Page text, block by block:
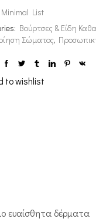
Minimal List
Βούρτσες & Είδη
Σώματος,
to wishlist
ευαίσθητα δέρματα